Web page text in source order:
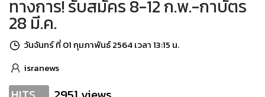
ทางการ! รับสมัคร 8-12 ก.พ.-กาบัตร
28 มี.ค.
วันจันทร์ ที่ 01 กุมภาพันธ์ 2564 เวลา 13:15 น.
isranews